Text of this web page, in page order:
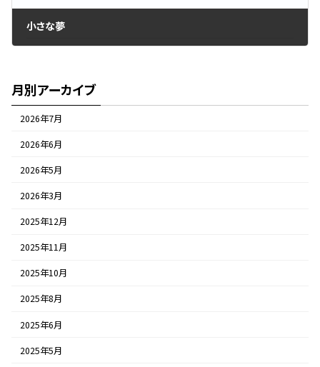
小さな夢
月別アーカイブ
2026年7月
2026年6月
2026年5月
2026年3月
2025年12月
2025年11月
2025年10月
2025年8月
2025年6月
2025年5月